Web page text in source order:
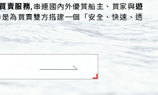
買賣服務,串連國內外優質船主、買家與遊
為買賣雙方搭建一個「安全、快速、透